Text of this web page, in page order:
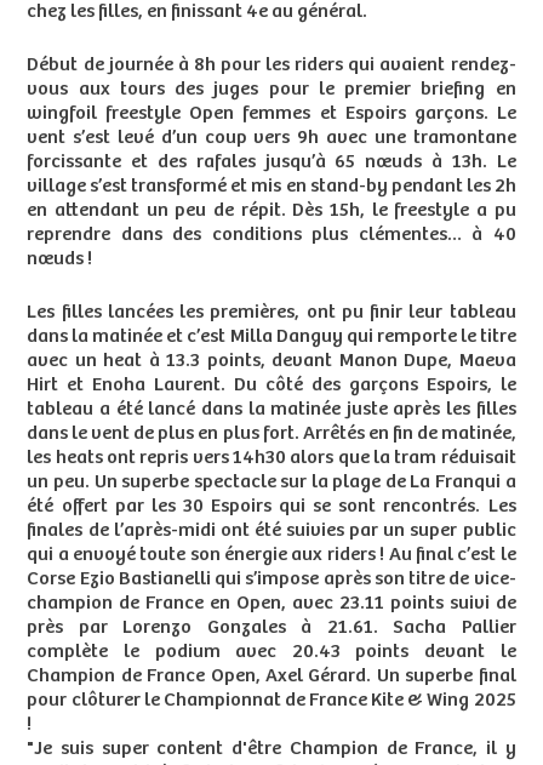
chez les filles, en finissant 4e au général.
Début de journée à 8h pour les riders qui avaient rendez-
vous aux tours des juges pour le premier briefing en
wingfoil freestyle Open femmes et Espoirs garçons. Le
vent s’est levé d’un coup vers 9h avec une tramontane
forcissante et des rafales jusqu’à 65 nœuds à 13h. Le
village s’est transformé et mis en stand-by pendant les 2h
en attendant un peu de répit. Dès 15h, le freestyle a pu
reprendre dans des conditions plus clémentes… à 40
nœuds !
Les filles lancées les premières, ont pu finir leur tableau
dans la matinée et c’est Milla Danguy qui remporte le titre
avec un heat à 13.3 points, devant Manon Dupe, Maeva
Hirt et Enoha Laurent. Du côté des garçons Espoirs, le
tableau a été lancé dans la matinée juste après les filles
dans le vent de plus en plus fort. Arrêtés en fin de matinée,
les heats ont repris vers 14h30 alors que la tram réduisait
un peu. Un superbe spectacle sur la plage de La Franqui a
été offert par les 30 Espoirs qui se sont rencontrés. Les
finales de l’après-midi ont été suivies par un super public
qui a envoyé toute son énergie aux riders ! Au final c’est le
Corse Ezio Bastianelli qui s’impose après son titre de vice-
champion de France en Open, avec 23.11 points suivi de
près par Lorenzo Gonzales à 21.61. Sacha Pallier
complète le podium avec 20.43 points devant le
Champion de France Open, Axel Gérard. Un superbe final
pour clôturer le Championnat de France Kite & Wing 2025
!
"Je suis super content d'être Champion de France, il y